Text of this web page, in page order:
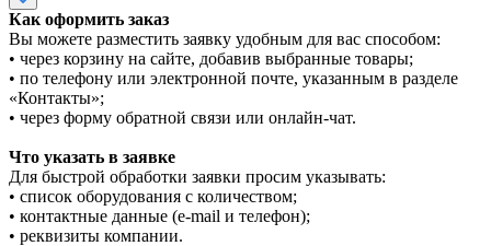
Как оформить заказ
Вы можете разместить заявку удобным для вас способом:
• через корзину на сайте, добавив выбранные товары;
• по телефону или электронной почте, указанным в разделе
«Контакты»;
• через форму обратной связи или онлайн-чат.
Что указать в заявке
Для быстрой обработки заявки просим указывать:
• список оборудования с количеством;
• контактные данные (e-mail и телефон);
• реквизиты компании.